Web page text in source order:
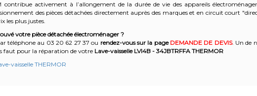
contribue activement à l’allongement de la durée de vie des appareils
des pièces détachées directement auprès des marques et en circuit court
les plus justes.
votre pièce détachée électroménager ?
téléphone au 03 20 62 27 37 ou rendez-vous sur la page DEMANDE DE DEVIS. Un de
faut pour la réparation de votre Lave-vaisselle LVI4B - 34JBTRFFA THERMOR
vaisselle THERMOR